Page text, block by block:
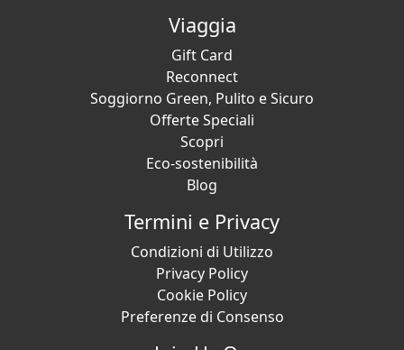
Viaggia
Gift Card
Reconnect
Soggiorno Green, Pulito e Sicuro
Offerte Speciali
Scopri
Eco-sostenibilità
Blog
Termini e Privacy
Condizioni di Utilizzo
Privacy Policy
Cookie Policy
Preferenze di Consenso